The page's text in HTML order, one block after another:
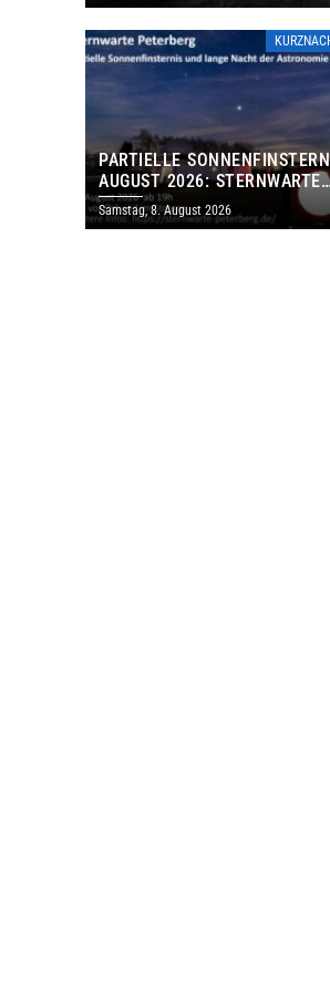
PARTIELLE
AUGUST 2026: STERNWARTE
PETERBERG ÖFFNET
IHRE TORE
Samstag, 8. August 2026